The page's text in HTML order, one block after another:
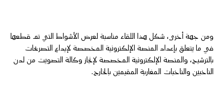
ومن جهة أخرى، شكل هذا اللقاء مناسبة لعرض الأشواط التي تم قطعها
في ما يتعلق بإعداد المنصة الإلكترونية المخصصة لإيداع التصريحات
بالترشيح، والمنصة الإلكترونية المخصصة لإنجاز وكالة التصويت من لدن
الناخبين والناخبات المغاربة المقيمين بالخارج.